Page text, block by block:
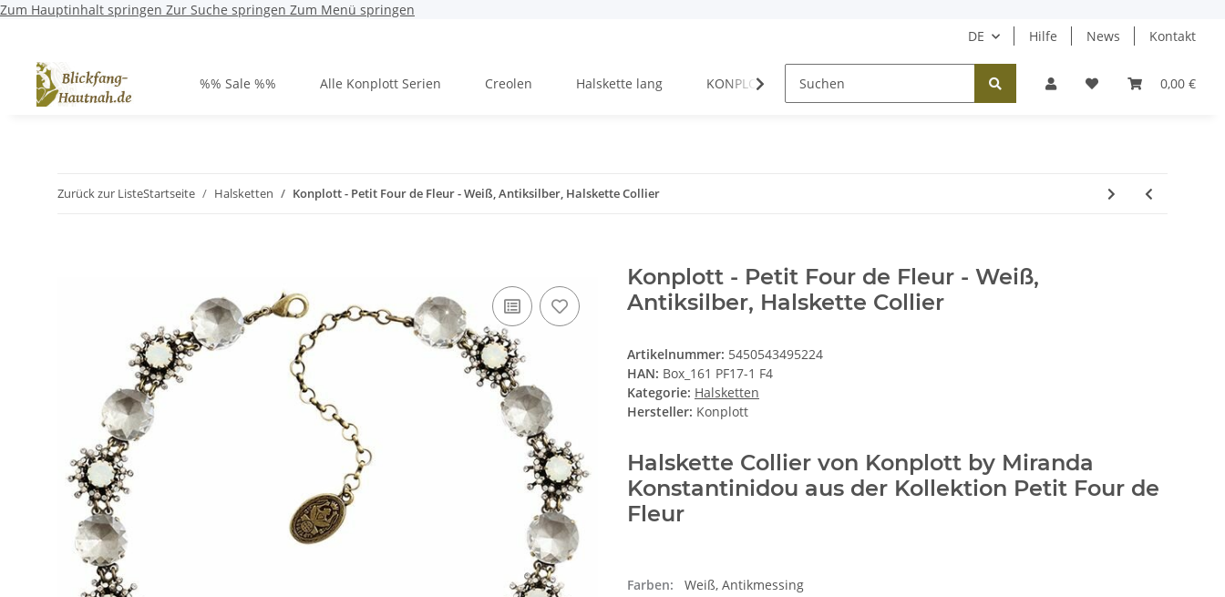
Zum Hauptinhalt springen Zur Suche springen Zum Menü springen
DE
Hilfe News Kontakt
0,00 €
%% Sale %% Alle Konplott Serien Creolen Halskette lang KONPLOTT Serien Halsketten Ohrringe
Zurück zur ListeStartseite Halsketten Konplott - Petit Four de Fleur - Weiß, Antiksilber, Halskette Collier
Konplott - Petit Four de Fleur - Weiß,
Antiksilber, Halskette Collier
Artikelnummer: 5450543495224
HAN: Box_161 PF17-1 F4
Kategorie: Halsketten
Hersteller: Konplott
Halskette Collier von Konplott by Miranda
Konstantinidou aus der Kollektion Petit Four de
Fleur
Farben:
Weiß, Antikmessing